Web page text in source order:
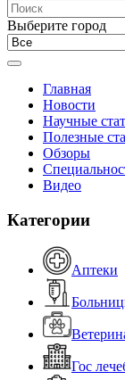
Выберите город
Главная
Новости
Научные
Полезные
Обзоры
Видео
Категории
Аптеки
Гос